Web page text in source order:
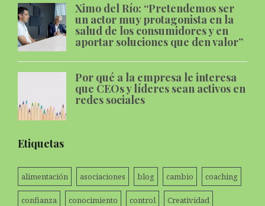
Ximo del Río: “Pretendemos ser
un actor muy protagonista en la
salud de los consumidores y en
aportar soluciones que den valor”
Por qué a la empresa le interesa
que CEOs y líderes sean activos en
redes sociales
Etiquetas
alimentación asociaciones blog cambio coaching
confianza conocimiento control Creatividad